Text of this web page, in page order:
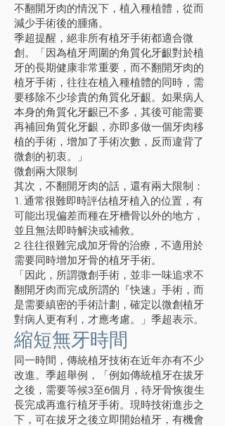
不翻開牙肉的情況下，植入種植體，從而
減少手術後的腫痛。
季超提醒，絕非所有植牙手術都適合微
創。「因為植牙周圍的角質化牙齦對於植
牙的長期健康非常重要，而不翻開牙肉的
植牙手術，往往在植入種植體的同時，需
要移除不少珍貴的角質化牙齦。如果病人
本身的角質化牙齦已不多，其後可能需要
再補回角質化牙齦，亦即多做一個牙肉移
植的手術，增加了手術次數，反而違背了
微創的初衷。」
微創兩大限制
其次，不翻開牙肉的話，還有兩大限制：
1. 通常很難即時評估植牙植入的位置，有
可能出現偏差而種在牙槽骨以外的地方，
並且無法即時解決或補救。
2. 往往很難完成加牙骨的治療，不適用於
需要同時增加牙骨的植牙手術。
「因此，所謂微創手術，並非一味追求不
翻開牙肉而完成所謂的『快速』手術，而
是需要縝密的手術計劃，確定以微創植牙
對病人更有利，才應考慮。」季超表示。
縮短無牙時間
同一時間，傳統植牙技術在近年亦有不少
改進。季超舉例，「例如傳統植牙在拔牙
之後，需要等候3至6個月，待牙骨恢復生
長完成再進行植牙手術。現時技術進步之
下，可在拔牙之後立即開始植牙，有機會